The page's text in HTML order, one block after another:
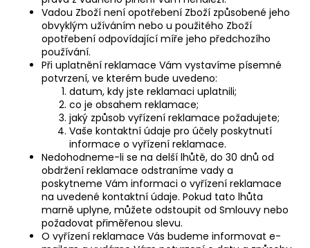
Vadou Zboží není opotřebení Zboží způsobené jeho
obvyklým užíváním nebo u použitého Zboží
opotřebení odpovídající míře jeho předchozího
používání.
Při uplatnění reklamace Vám vystavíme písemné
potvrzení, ve kterém bude uvedeno:
datum, kdy jste reklamaci uplatnili;
co je obsahem reklamace;
jaký způsob vyřízení reklamace požadujete;
Vaše kontaktní údaje pro účely poskytnutí
informace o vyřízení reklamace.
Nedohodneme-li se na delší lhůtě, do 30 dnů od
obdržení reklamace odstraníme vady a
poskytneme Vám informaci o vyřízení reklamace
na uvedené kontaktní údaje. Pokud tato lhůta
marně uplyne, můžete odstoupit od Smlouvy nebo
požadovat přiměřenou slevu.
O vyřízení reklamace Vás budeme informovat e-